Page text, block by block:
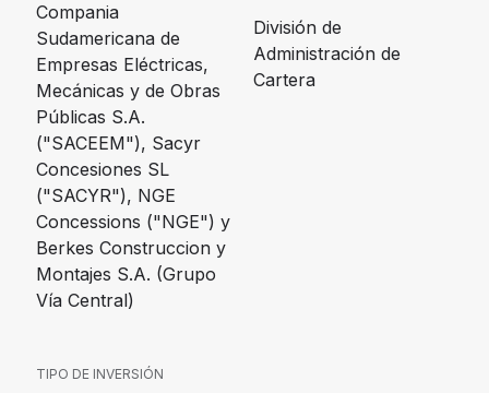
Compania
Sudamericana de
Empresas Eléctricas,
Mecánicas y de Obras
Públicas S.A.
("SACEEM"), Sacyr
Concesiones SL
("SACYR"), NGE
Concessions ("NGE") y
Berkes Construccion y
Montajes S.A. (Grupo
Vía Central)
División de
Administración de
Cartera
TIPO DE INVERSIÓN